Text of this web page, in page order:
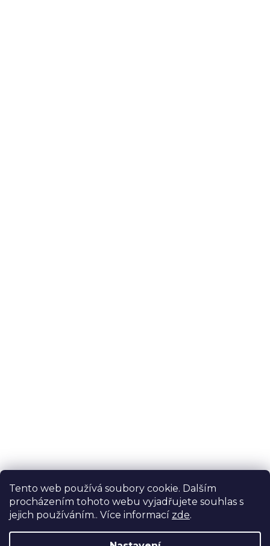
Tento web používá soubory cookie. Dalším
procházením tohoto webu vyjadřujete souhlas s
jejich používáním.. Více informací zde.